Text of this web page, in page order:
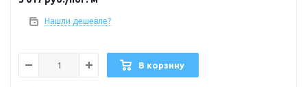
Нашли дешевле?
В корзину